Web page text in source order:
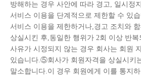
방해하는 경우 사안에 따라 경고, 일시정
서비스 이용을 단계적으로 제한할 수 있
서비스 이용을 제한하거나,경고 조치와
상실시킨 후,동일한 행위가 2회 이상 반
사유가 시정되지 않는 경우 회사는 회원
있습니다.⑤회사가 회원자격을 상실시키
말소합니다.이 경우 회원에게 이를 통지